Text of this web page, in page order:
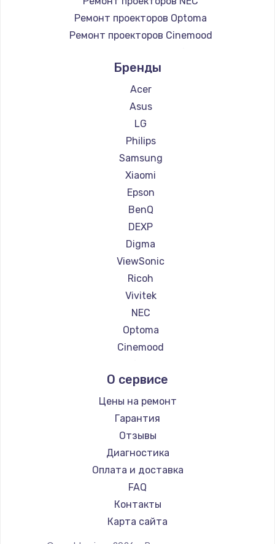
Ремонт проекторов Optoma
Ремонт проекторов Cinemood
Ремонт проекторов Barco
Ремонт проекторов Xgimi
Ремонт проекторов Canon
Ремонт проекторов JVC
Ремонт проекторов Casio
Ремонт проекторов Hiper
Ремонт проекторов HITACHI
Ремонт проекторов Panasonic
Ремонт проекторов Hisense
Бренды
Acer
Asus
LG
Philips
Samsung
Xiaomi
Epson
BenQ
DEXP
Digma
ViewSonic
Ricoh
Vivitek
NEC
Optoma
Cinemood
Barco
Xgimi
Canon
JVC
Casio
Hiper
HITACHI
Panasonic
Hisense
О сервисе
Цены на ремонт
Гарантия
Отзывы
Диагностика
Оплата и доставка
FAQ
Контакты
Карта сайта